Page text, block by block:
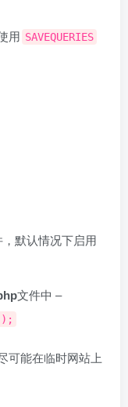
用 SAVEQUERIES
默认情况下启用
文件中 –
);
可能在临时网站上